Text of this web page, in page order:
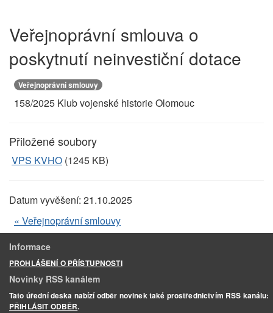
Veřejnoprávní smlouva o
poskytnutí neinvestiční dotace
Veřejnoprávní smlouvy
158/2025 Klub vojenské historie Olomouc
Přiložené soubory
VPS KVHO (1245 KB)
Datum vyvěšení: 21.10.2025
« Veřejnoprávní smlouvy
Informace
PROHLÁŠENÍ O PŘÍSTUPNOSTI
Novinky RSS kanálem
Tato úřední deska nabízí odběr novinek také prostřednictvím RSS kanálu:
PŘIHLÁSIT ODBĚR.